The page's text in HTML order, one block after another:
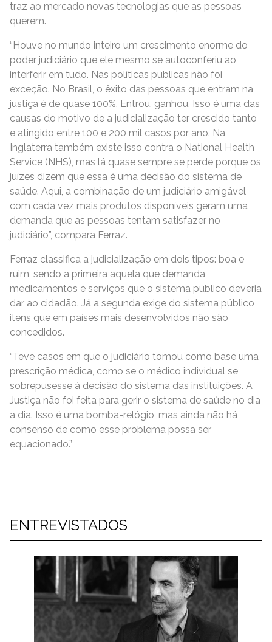
traz ao mercado novas tecnologias que as pessoas
querem.
“Houve no mundo inteiro um crescimento enorme do
poder judiciário que ele mesmo se autoconferiu ao
interferir em tudo. Nas políticas públicas não foi
exceção. No Brasil, o êxito das pessoas que entram na
justiça é de quase 100%. Entrou, ganhou. Isso é uma das
causas do motivo de a judicialização ter crescido tanto
e atingido entre 100 e 200 mil casos por ano. Na
Inglaterra também existe isso contra o National Health
Service (NHS), mas lá quase sempre se perde porque os
juízes dizem que essa é uma decisão do sistema de
saúde. Aqui, a combinação de um judiciário amigável
com cada vez mais produtos disponíveis geram uma
demanda que as pessoas tentam satisfazer no
judiciário”, compara Ferraz.
Ferraz classifica a judicialização em dois tipos: boa e
ruim, sendo a primeira aquela que demanda
medicamentos e serviços que o sistema público deveria
dar ao cidadão. Já a segunda exige do sistema público
itens que em países mais desenvolvidos não são
concedidos.
“Teve casos em que o judiciário tomou como base uma
prescrição médica, como se o médico individual se
sobrepusesse à decisão do sistema das instituições. A
Justiça não foi feita para gerir o sistema de saúde no dia
a dia. Isso é uma bomba-relógio, mas ainda não há
consenso de como esse problema possa ser
equacionado.”
ENTREVISTADOS